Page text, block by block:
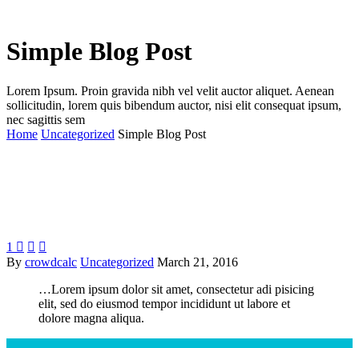
Simple Blog Post
Lorem Ipsum. Proin gravida nibh vel velit auctor aliquet. Aenean
sollicitudin, lorem quis bibendum auctor, nisi elit consequat ipsum,
nec sagittis sem
Home Uncategorized Simple Blog Post
1   
By crowdcalc Uncategorized March 21, 2016
…Lorem ipsum dolor sit amet, consectetur adi pisicing
elit, sed do eiusmod tempor incididunt ut labore et
dolore magna aliqua.